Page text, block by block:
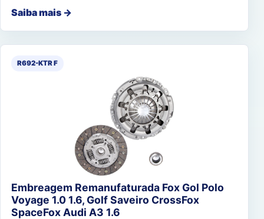
Saiba mais →
R692-KTR F
Embreagem Remanufaturada Fox Gol Polo
Voyage 1.0 1.6, Golf Saveiro CrossFox
SpaceFox Audi A3 1.6